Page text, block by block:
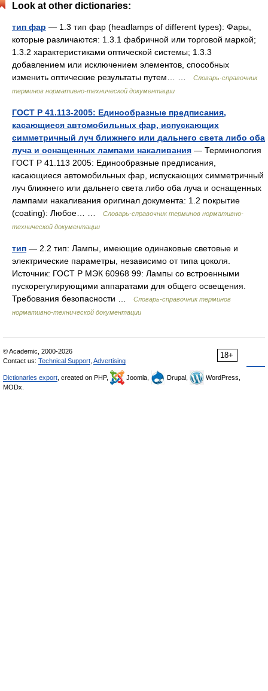
Look at other dictionaries:
тип фар — 1.3 тип фар (headlamps of different types): Фары,
которые различаются: 1.3.1 фабричной или торговой маркой;
1.3.2 характеристиками оптической системы; 1.3.3
добавлением или исключением элементов, способных
изменить оптические результаты путем… …
Словарь-справочник
терминов нормативно-технической документации
ГОСТ Р 41.113-2005: Единообразные предписания,
касающиеся автомобильных фар, испускающих
симметричный луч ближнего или дальнего света либо оба
луча и оснащенных лампами накаливания — Терминология
ГОСТ Р 41.113 2005: Единообразные предписания,
касающиеся автомобильных фар, испускающих симметричный
луч ближнего или дальнего света либо оба луча и оснащенных
лампами накаливания оригинал документа: 1.2 покрытие
(coating): Любое… …
Словарь-справочник терминов нормативно-
технической документации
тип — 2.2 тип: Лампы, имеющие одинаковые световые и
электрические параметры, независимо от типа цоколя.
Источник: ГОСТ Р МЭК 60968 99: Лампы со встроенными
пускорегулирующими аппаратами для общего освещения.
Требования безопасности …
Словарь-справочник терминов
нормативно-технической документации
18+
© Academic, 2000-2026
Contact us: Technical Support Advertising
Dictionaries export , created on PHP, Joomla, Drupal,
WordPress,
MODx.